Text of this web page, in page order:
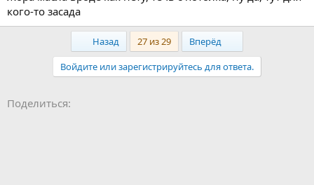
кого-то засада
Назад 27 из 29 Вперёд
Войдите или зарегистрируйтесь для ответа.
Поделиться: